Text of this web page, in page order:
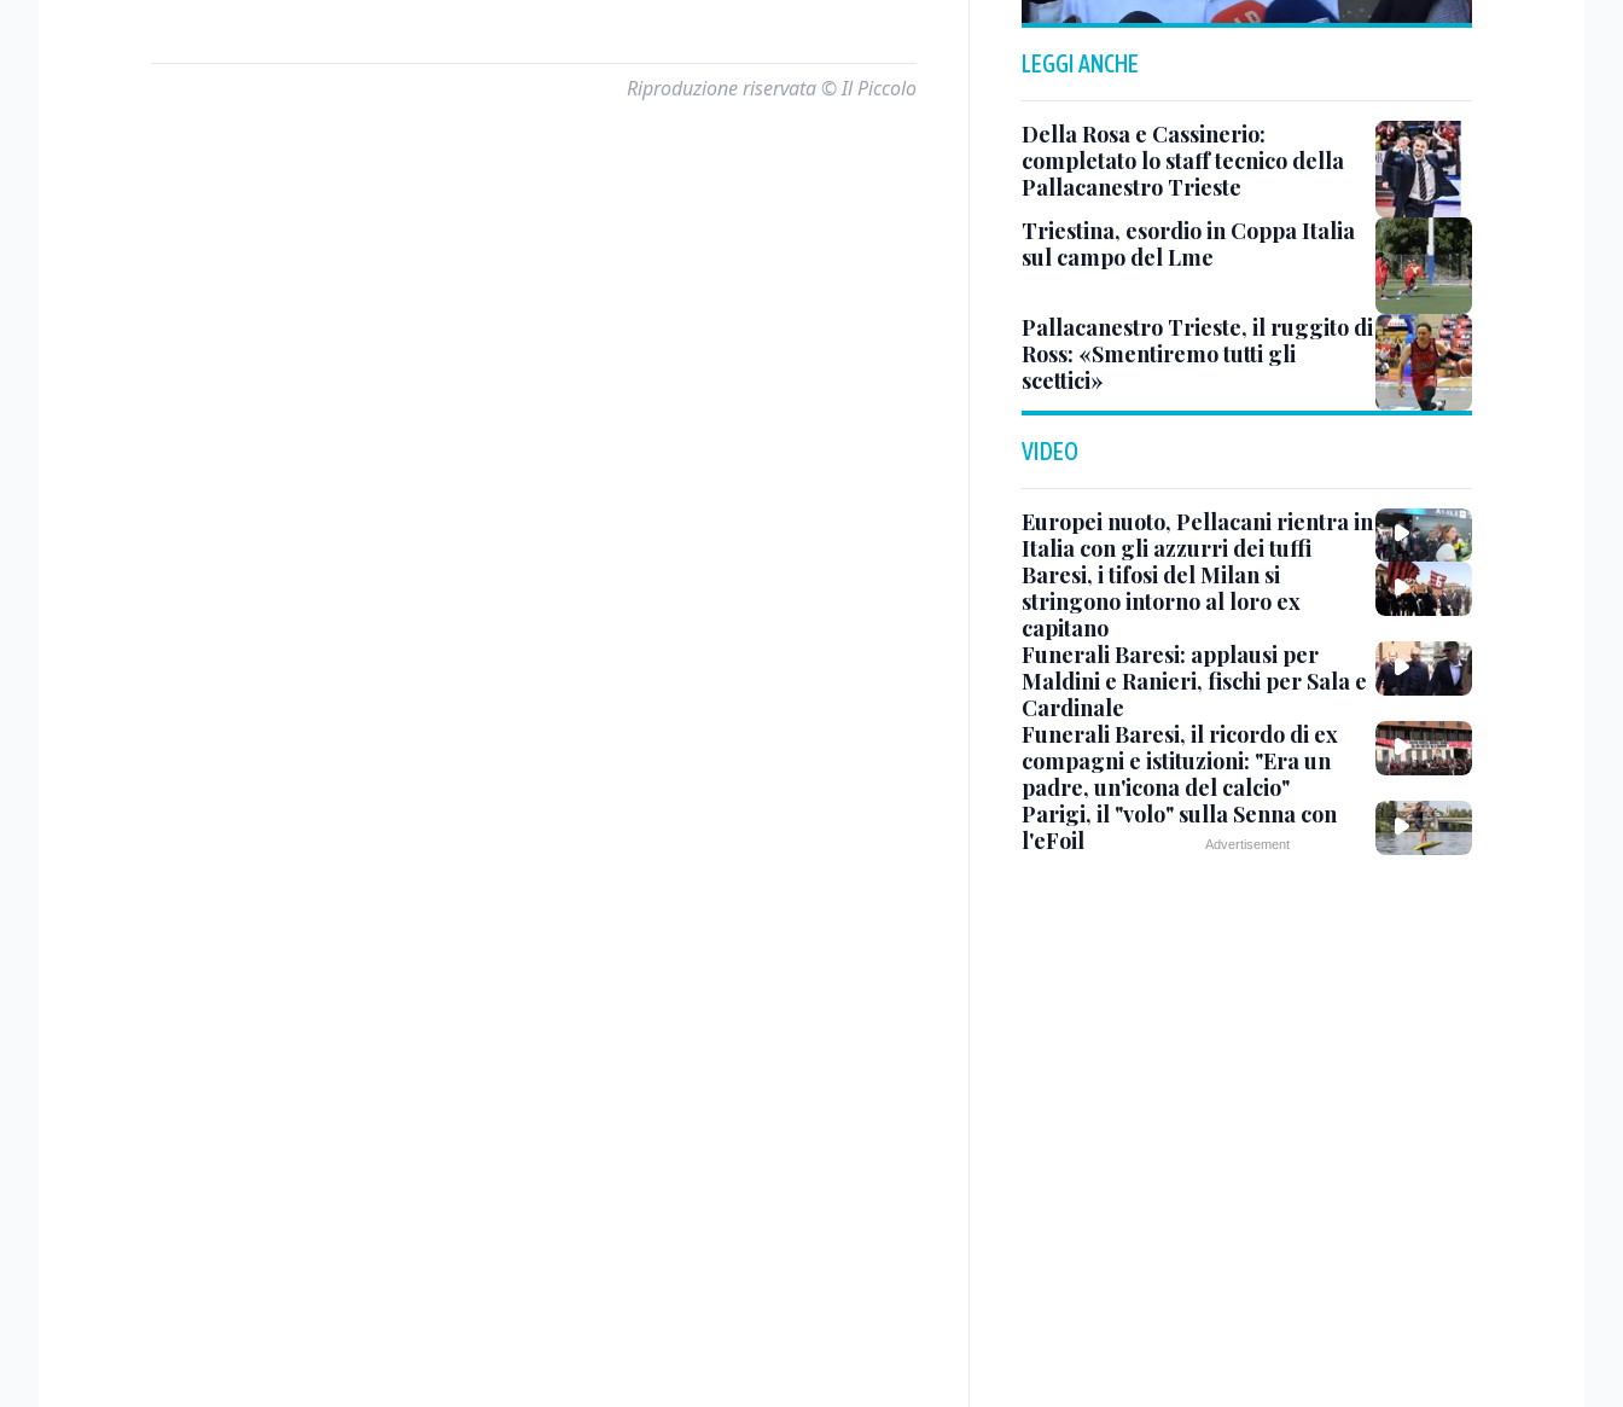
Riproduzione riservata © Il Piccolo
LEGGI ANCHE
Della Rosa e Cassinerio:
completato lo staff tecnico della
Pallacanestro Trieste
Triestina, esordio in Coppa Italia
sul campo del Lme
Pallacanestro Trieste, il ruggito di
Ross: «Smentiremo tutti gli
scettici»
VIDEO
Europei nuoto, Pellacani rientra in
Italia con gli azzurri dei tuffi
Baresi, i tifosi del Milan si
stringono intorno al loro ex
capitano
Funerali Baresi: applausi per
Maldini e Ranieri, fischi per Sala e
Cardinale
Funerali Baresi, il ricordo di ex
compagni e istituzioni: "Era un
padre, un'icona del calcio"
Parigi, il "volo" sulla Senna con
l'eFoil